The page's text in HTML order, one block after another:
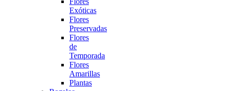
Exóticas
Flores
Preservadas
Flores
de
Temporada
Flores
Amarillas
Plantas